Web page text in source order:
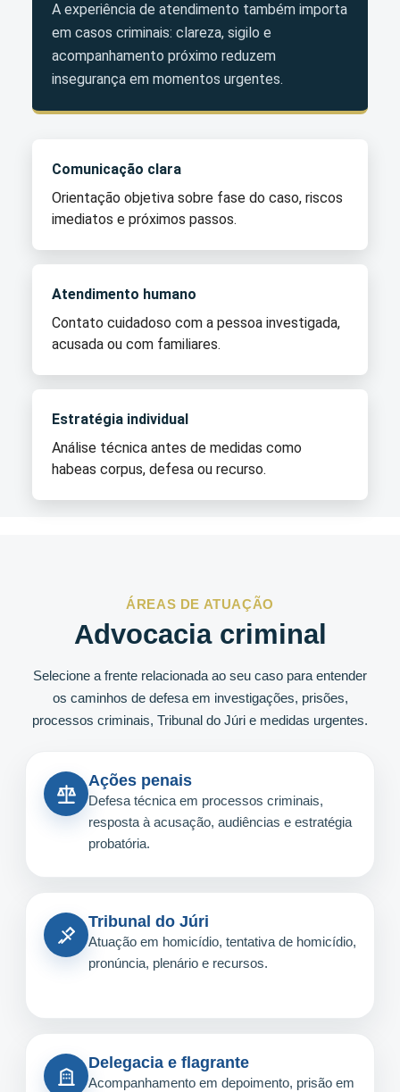
A experiência de atendimento também importa
em casos criminais: clareza, sigilo e
acompanhamento próximo reduzem
insegurança em momentos urgentes.
Comunicação clara
Orientação objetiva sobre fase do caso, riscos
imediatos e próximos passos.
Atendimento humano
Contato cuidadoso com a pessoa investigada,
acusada ou com familiares.
Estratégia individual
Análise técnica antes de medidas como
habeas corpus, defesa ou recurso.
ÁREAS DE ATUAÇÃO
Advocacia criminal
Selecione a frente relacionada ao seu caso para entender
os caminhos de defesa em investigações, prisões,
processos criminais, Tribunal do Júri e medidas urgentes.
Ações penais
Defesa técnica em processos criminais,
resposta à acusação, audiências e estratégia
probatória.
Tribunal do Júri
Atuação em homicídio, tentativa de homicídio,
pronúncia, plenário e recursos.
Delegacia e flagrante
Acompanhamento em depoimento, prisão em